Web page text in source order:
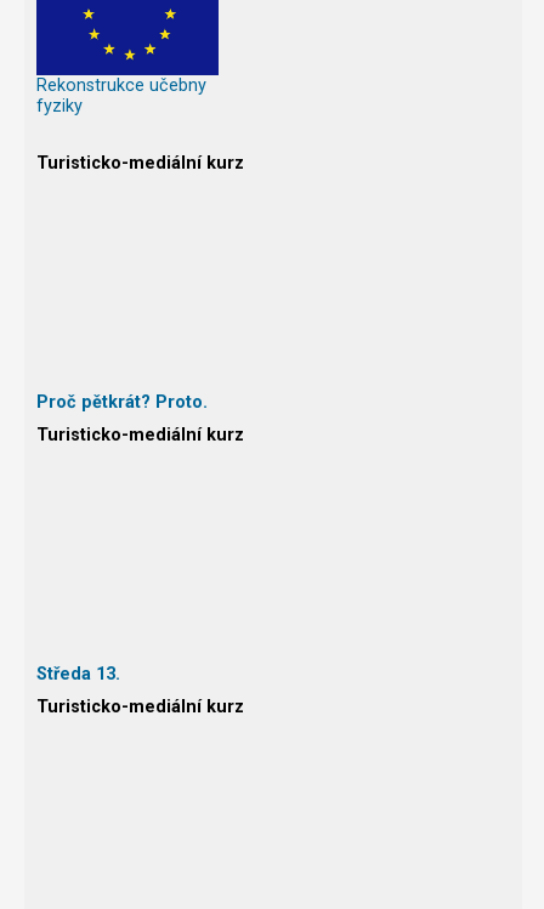
Rekonstrukce učebny
fyziky
Turisticko-mediální kurz
Proč pětkrát? Proto.
Turisticko-mediální kurz
Středa 13.
Turisticko-mediální kurz